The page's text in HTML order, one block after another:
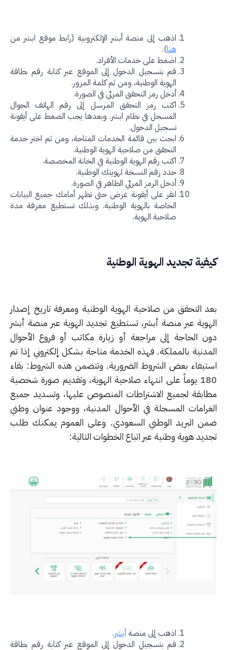
اذهب إلى منصة أبشر الإلكترونية (رابط موقع ابشر من
اضغط على خدمات الأفراد.
قم بتسجيل الدخول إلى الموقع عبر كتابة رقم بطاقة
الهوية الوطنية، ومن ثم كلمة المرور.
أدخل رمز التحقق المرئي في الصورة.
اكتب رمز التحقق المرسل إلى رقم الهاتف الجوال
المسجل في نظام ابشر. وبعدها يجب الضغط على أيقونة
تسجيل الدخول.
ابحث بين قائمة الخدمات المتاحة، ومن ثم اختر خدمة
التحقق من صلاحية الهوية الوطنية.
اكتب رقم الهوية الوطنية في الخانة المخصصة.
حدد رقم النسخة لهويتك الوطنية.
أدخل الرمز المرئي الظاهر في الصورة.
انقر على أيقونة عرض حتى تظهر أمامك جميع البيانات
الخاصة بالهوية الوطنية. وبذلك تستطيع معرفة مدة
صلاحية الهوية.
تجديد الهوية الوطنية
التحقق من صلاحية الهوية الوطنية ومعرفة تاريخ إصدار
عبر منصة أبشر، تستطيع تجديد الهوية عبر منصة أبشر
الحاجة إلى مراجعة أو زيارة مكاتب أو فروع الأحوال
بالمملكة. فهذه الخدمة متاحة بشكل إلكتروني إذا تم
بعض الشروط الضرورية. وتتضمن هذه الشروط: بقاء
180 يوماً على انتهاء صلاحية الهوية، وتقديم صورة شخصية
لجميع الاشتراطات المنصوص عليها، وتسديد جميع
المسجلة في الأحوال المدنية، ووجود عنوان وطني
البريد الوطني السعودي. وعلى العموم يمكنك طلب
هوية وطنية عبر اتباع الخطوات التالية:
اذهب إلى منصةأبشر.
قم بتسجيل الدخول إلى الموقع عبر كتابة رقم بطاقة